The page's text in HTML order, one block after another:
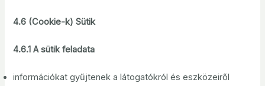
4.6 (Cookie-k) Sütik
4.6.1 A sütik feladata
információkat gyűjtenek a látogatókról és eszközeiről